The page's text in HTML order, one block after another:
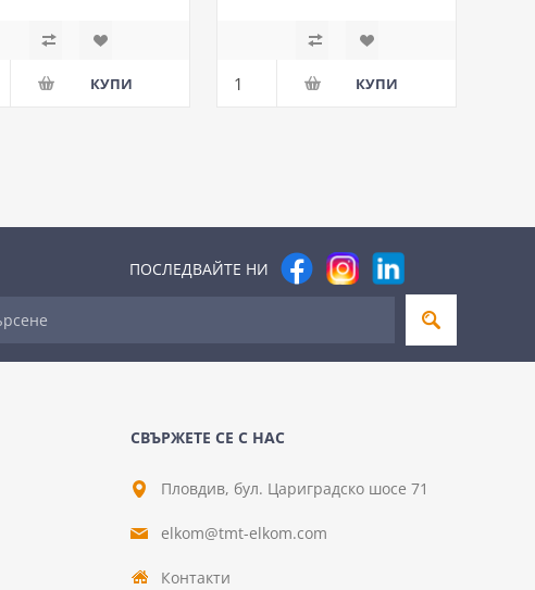
ПОСЛЕДВАЙТЕ НИ
СВЪРЖЕТЕ СЕ С НАС
Пловдив, бул. Цариградско шосе 71
elkom@tmt-elkom.com
Контакти